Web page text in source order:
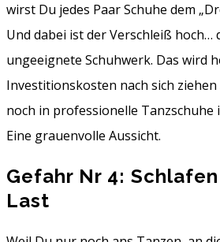
wirst Du jedes Paar Schuhe dem
Und dabei ist der Verschleiß hoch…
ungeeignete Schuhwerk. Das wird
Investitionskosten nach sich
noch in professionelle Tanzschuhe
Eine grauenvolle Aussicht.
Gefahr Nr 4:
Last